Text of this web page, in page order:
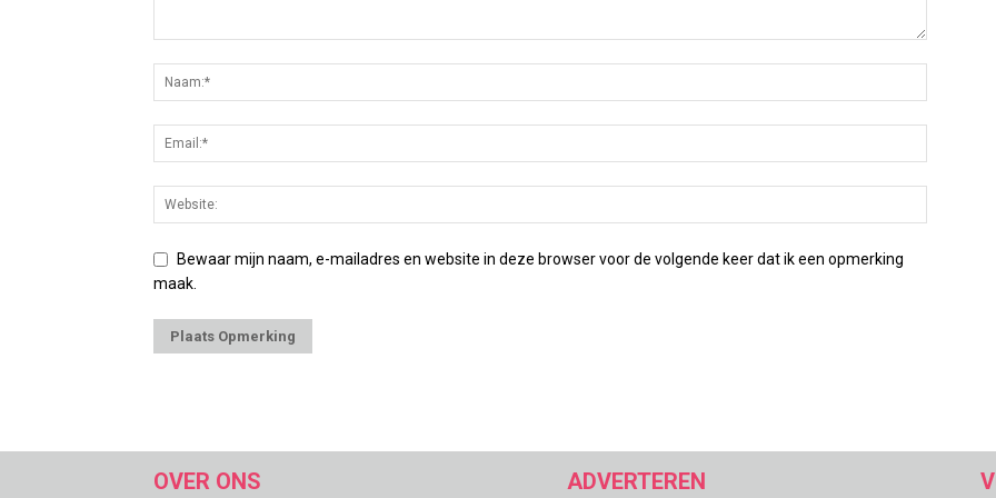
Bewaar mijn naam, e-mailadres en website in deze browser voor de volgende keer dat ik een opmerking
maak.
OVER ONS ADVERTEREN